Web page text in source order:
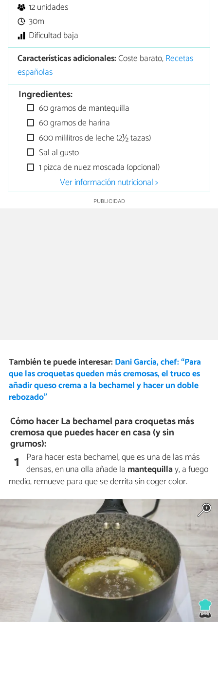
12 unidades
30m
Dificultad baja
Características adicionales:Coste barato,Recetas
españolas
Ingredientes:
60 gramos de mantequilla
60 gramos de harina
600 mililitros de leche (2½ tazas)
Sal al gusto
1 pizca de nuez moscada (opcional)
Ver información nutricional >
También te puede interesar: Dani García, chef: “Para
que las croquetas queden más cremosas, el truco es
añadir queso crema a la bechamel y hacer un doble
rebozado”
Cómo hacer La bechamel para croquetas más
cremosa que puedes hacer en casa (y sin
grumos):
1 Para hacer esta bechamel, que es una de las más
densas, en una olla añade la mantequillay, a fuego
medio, remueve para que se derrita sin coger color.